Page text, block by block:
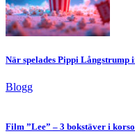
När spelades Pippi Långstrump
Blogg
Film ”Lee” – 3 bokstäver i